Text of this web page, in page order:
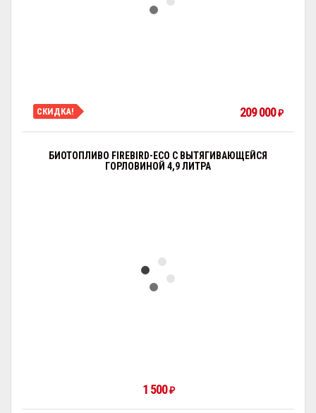
СКИДКА! 209 000₽
БИОТОПЛИВО FIREBIRD-ECO С ВЫТЯГИВАЮЩЕЙСЯ
ГОРЛОВИНОЙ 4,9 ЛИТРА
1 500₽